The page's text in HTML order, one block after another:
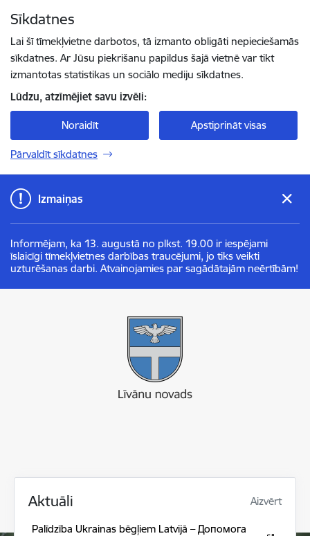
Sīkdatnes
Lai šī tīmekļvietne darbotos, tā izmanto obligāti nepieciešamās
sīkdatnes. Ar Jūsu piekrišanu papildus šajā vietnē var tikt
izmantotas statistikas un sociālo mediju sīkdatnes.
Lūdzu, atzīmējiet savu izvēli:
Noraidīt Apstiprināt visas
Pārvaldīt sīkdatnes
Izmaiņas
Informējam, ka 13. augustā no plkst. 19.00 ir iespējami
īslaicīgi tīmekļvietnes darbības traucējumi, jo tiks veikti
uzturēšanas darbi. Atvainojamies par sagādātajām neērtībām!
Aktuāli Aizvērt
Palīdzība Ukrainas bēgļiem Latvijā – Допомога